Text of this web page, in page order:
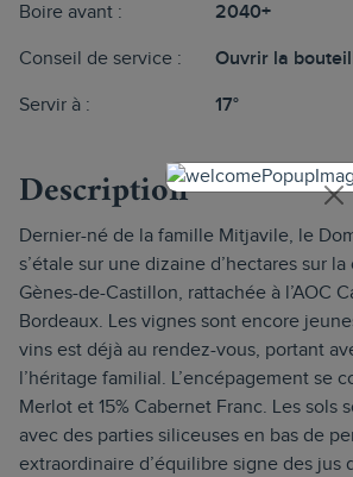
Boire avant : 2040+
Conseil de service : Ouvrir la
Servir à : 17°
Description
Dernier-né de la famille Mitjavile, le
s’étale sur une dizaine d’hectares sur
Gènes-de-Castillon, rattachée à l’AOC
Bordeaux. Les vignes sont encore
vins est déjà au rendez-vous, portant
l’héritage familial. L’encépagement se
Merlot et 15% Cabernet Franc. Les sols
avec des parties siliceuses en bas de
extraordinaire d’équilibre signe des jus